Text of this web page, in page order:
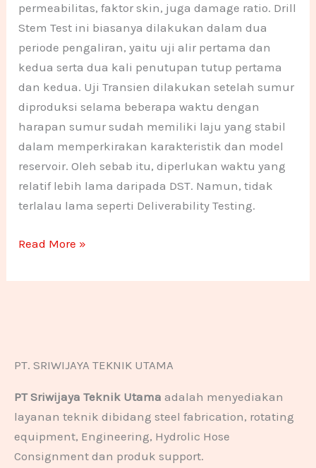
permeabilitas, faktor skin, juga damage ratio. Drill
Stem Test ini biasanya dilakukan dalam dua
periode pengaliran, yaitu uji alir pertama dan
kedua serta dua kali penutupan tutup pertama
dan kedua. Uji Transien dilakukan setelah sumur
diproduksi selama beberapa waktu dengan
harapan sumur sudah memiliki laju yang stabil
dalam memperkirakan karakteristik dan model
reservoir. Oleh sebab itu, diperlukan waktu yang
relatif lebih lama daripada DST. Namun, tidak
terlalau lama seperti Deliverability Testing.
Read More »
PT. SRIWIJAYA TEKNIK UTAMA
PT Sriwijaya Teknik Utama adalah menyediakan
layanan teknik dibidang steel fabrication, rotating
equipment, Engineering, Hydrolic Hose
Consignment dan produk support.